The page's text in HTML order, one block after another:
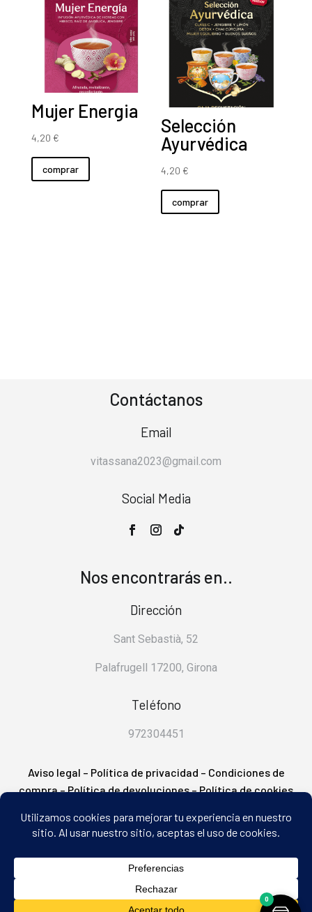
Mujer Energia
4,20 €
comprar
Selección
Ayurvédica
4,20 €
comprar
Contáctanos
Email
vitassana2023@gmail.com
Social Media
Nos encontrarás en..
Dirección
Sant Sebastià, 52
Palafrugell 17200, Girona
Teléfono
972304451
Aviso legal – Política de privacidad – Condiciones de
compra–Política de devoluciones–Política de cookies
2
0